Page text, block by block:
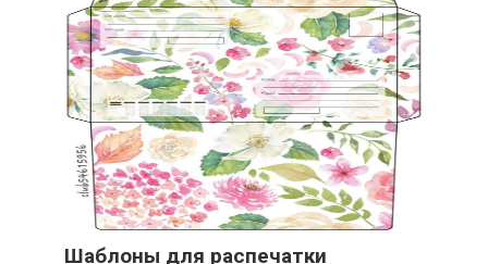
Шаблоны для распечатки